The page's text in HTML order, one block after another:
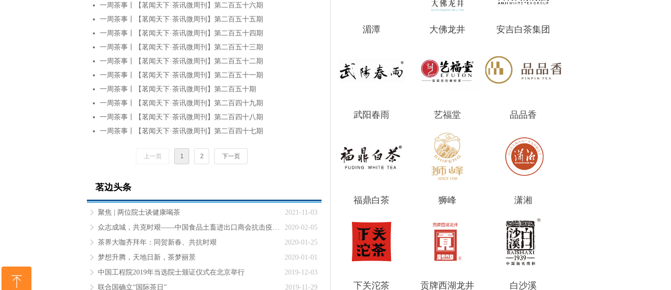
2021-11-03
ꁕ
聚焦 | 两位院士谈健康喝茶
2020-02-05
ꁕ
众志成城，共克时艰——中国食品土畜进出口商会抗击疫情在行动
2020-01-25
ꁕ
茶界大咖齐拜年：同贺新春、共抗时艰
2020-01-01
ꁕ
梦想升腾，天地日新，茶梦丽景
2019-12-03
ꁕ
中国工程院2019年当选院士颁证仪式在北京举行
2019-11-29
ꁕ
联合国确立“国际茶日”
茗边头条
湄潭 大佛龙井 安吉白茶集团
武阳春雨 艺福堂 品品香
福鼎白茶 狮峰 潇湘
下关沱茶 贡牌西湖龙井 白沙溪
넸 一周茶事丨【茗闻天下·茶讯微周刊】第二百五十六期
넸 一周茶事丨【茗闻天下·茶讯微周刊】第二百五十五期
넸 一周茶事丨【茗闻天下·茶讯微周刊】第二百五十四期
넸 一周茶事丨【茗闻天下·茶讯微周刊】第二百五十三期
넸 一周茶事丨【茗闻天下·茶讯微周刊】第二百五十二期
넸 一周茶事丨【茗闻天下·茶讯微周刊】第二百五十一期
넸 一周茶事丨【茗闻天下·茶讯微周刊】第二百五十期
넸 一周茶事丨【茗闻天下·茶讯微周刊】第二百四十九期
넸 一周茶事丨【茗闻天下·茶讯微周刊】第二百四十八期
넸 一周茶事丨【茗闻天下·茶讯微周刊】第二百四十七期
上一页 1 2 下一页
ꁸ